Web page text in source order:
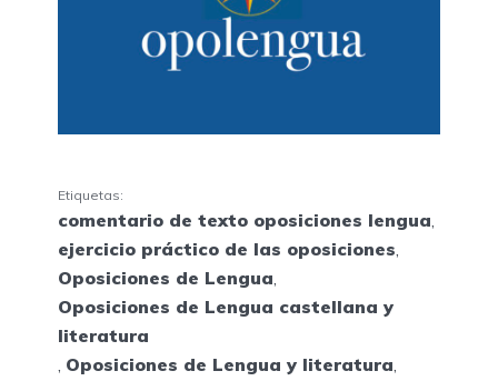
Etiquetas:
comentario de texto oposiciones lengua,
ejercicio práctico de las oposiciones,
Oposiciones de Lengua,
Oposiciones de Lengua castellana y
literatura
, Oposiciones de Lengua y literatura,